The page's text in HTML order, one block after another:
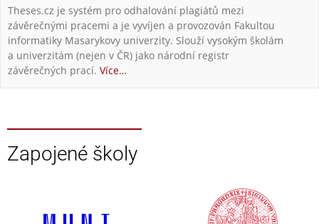
Theses.cz je systém pro odhalování plagiátů mezi
závěrečnými pracemi a je vyvíjen a provozován Fakultou
informatiky Masarykovy univerzity. Slouží vysokým školám
a univerzitám (nejen v ČR) jako národní registr
závěrečných prací. Více…
Zapojené školy